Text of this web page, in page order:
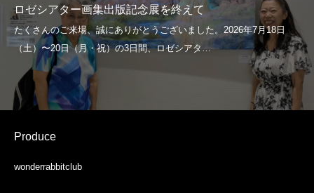
ロゼシアター画集出版記念展を終えて
Produce
wonderrabbitclub